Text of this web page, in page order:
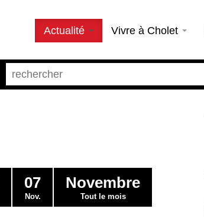
Actualité Vivre à Cholet
07
Nov.
Novembre
Tout le mois